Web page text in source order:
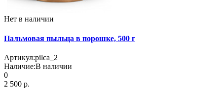
Нет в наличии
Пальмовая пыльца в порошке, 500 г
Артикул:pilca_2
Наличие:В наличии
0
2 500 р.